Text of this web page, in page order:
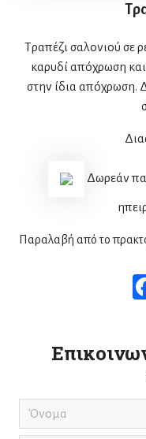
Τραπέζι σαλονιού σε
καρυδί απόχρωση
στην ίδια απόχρωση.
Δωρεάν
Παραλαβή από το